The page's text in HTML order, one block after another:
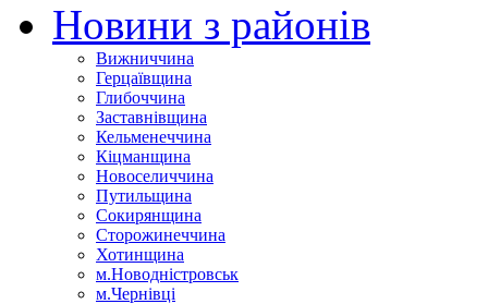
Новини з районів
Вижниччина
Герцаївщина
Глибоччина
Заставнівщина
Кельменеччина
Кіцманщина
Новоселиччина
Путильщина
Сокирянщина
Сторожинеччина
Хотинщина
м.Новодністровськ
м.Чернівці